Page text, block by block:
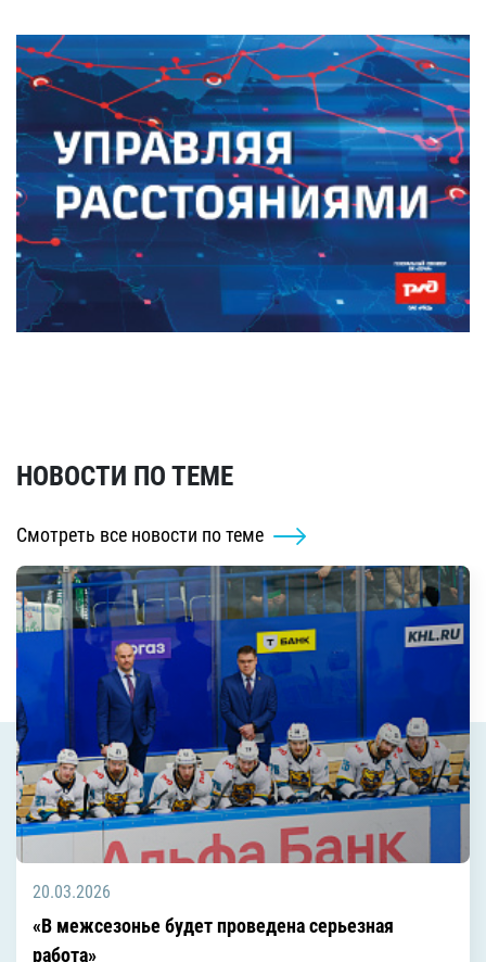
НОВОСТИ ПО ТЕМЕ
Смотреть все новости по теме
20.03.2026
«В межсезонье будет проведена серьезная
работа»